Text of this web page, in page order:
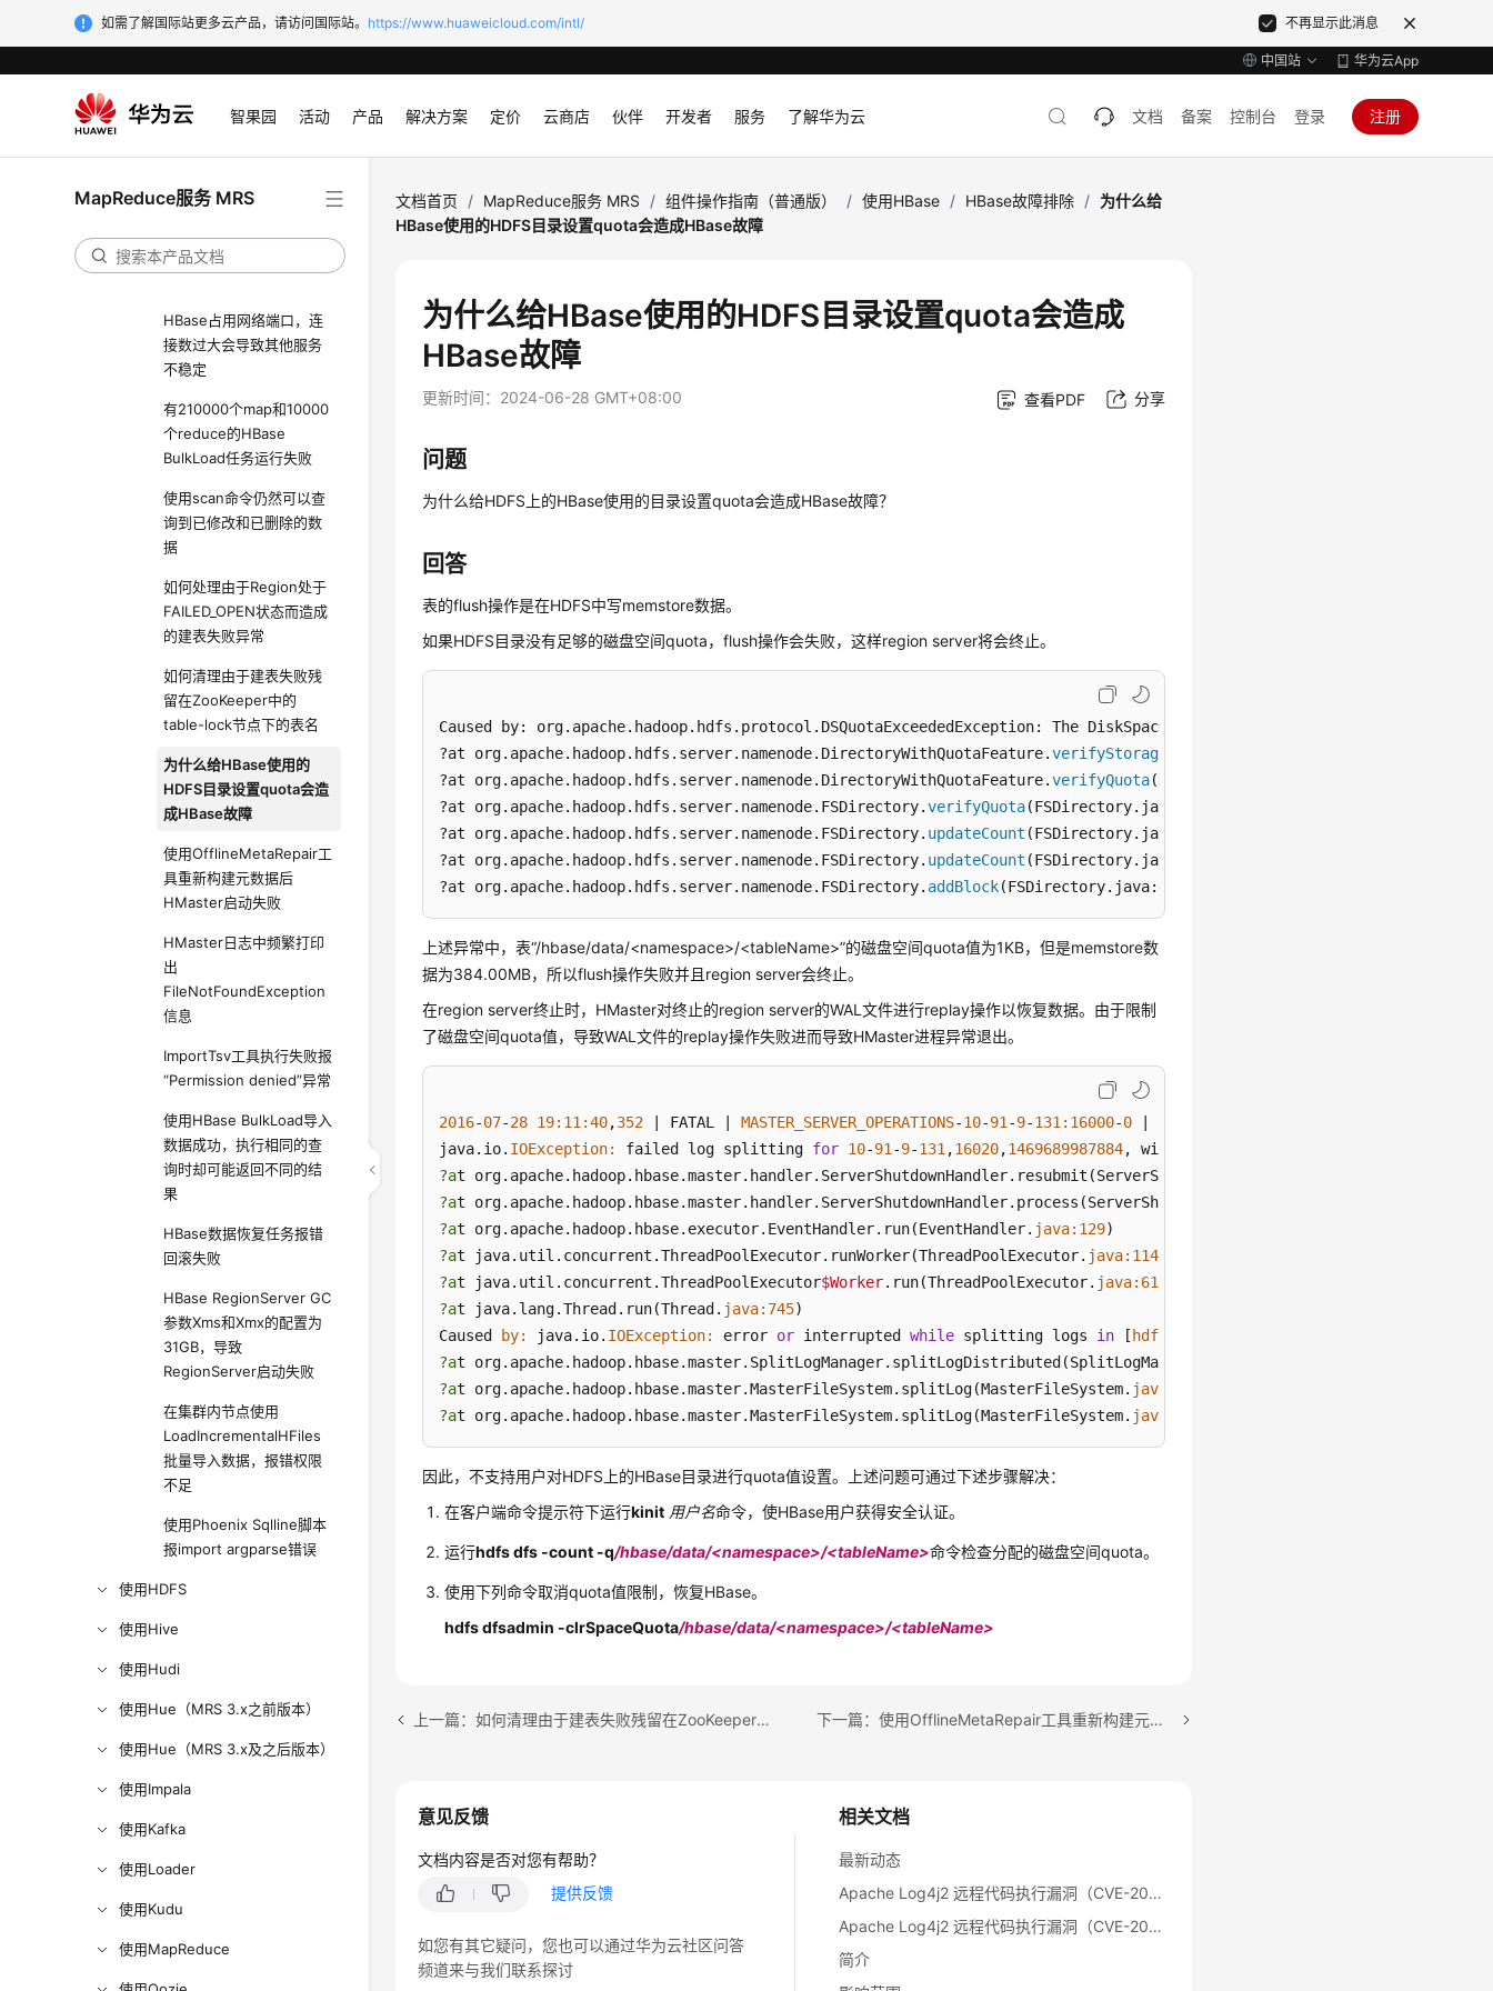
如需了解国际站更多云产品，请访问国际站。 https://www.huaweicloud.com/intl/ 不再显示此消息
中国站 华为云App
智果园 活动 产品 解决方案 定价 云商店 伙伴 开发者 服务 了解华为云 文档 备案 控制台 登录 注册
MapReduce服务 MRS
HBase运维管理
HBase故障排除
时，长时间无法连接成功
名做删除创建操作时出现
HBase占用网络端口，连
接数过大会导致其他服务
不稳定
有210000个map和10000
个reduce的HBase
BulkLoad任务运行失败
使用scan命令仍然可以查
询到已修改和已删除的数
据
如何处理由于Region处于
FAILED_OPEN状态而造成
的建表失败异常
如何清理由于建表失败残
留在ZooKeeper中的
table-lock节点下的表名
为什么给HBase使用的
HDFS目录设置quota会造
成HBase故障
使用OfflineMetaRepair工
具重新构建元数据后
HMaster启动失败
HMaster日志中频繁打印
出
FileNotFoundException
信息
ImportTsv工具执行失败报
“Permission denied”异常
使用HBase BulkLoad导入
数据成功，执行相同的查
询时却可能返回不同的结
果
HBase数据恢复任务报错
回滚失败
HBase RegionServer GC
参数Xms和Xmx的配置为
31GB，导致
RegionServer启动失败
在集群内节点使用
LoadIncrementalHFiles
批量导入数据，报错权限
不足
使用Phoenix Sqlline脚本
报import argparse错误
使用HDFS
使用Hive
使用Hudi
使用Hue（MRS 3.x之前版本）
使用Hue（MRS 3.x及之后版本）
使用Impala
使用Kafka
使用Loader
使用Kudu
使用MapReduce
文档首页 / MapReduce服务 MRS / 组件操作指南（普通版） / 使用HBase / HBase故障排除 / 为什么给
HBase使用的HDFS目录设置quota会造成HBase故障
为什么给HBase使用的HDFS目录设置quota会造成
HBase故障
更新时间： 2024-06-28 GMT+08:00 查看PDF 分享
问题
为什么给HDFS上的HBase使用的目录设置quota会造成HBase故障？
回答
表的flush操作是在HDFS中写memstore数据。
如果HDFS目录没有足够的磁盘空间quota，flush操作会失败，这样region server将会终止。
Caused by: org.apache.hadoop.hdfs.protocol.DSQuotaExceededException: The DiskSpace quota of /hbase/data/<namespace>/
?at org.apache.hadoop.hdfs.server.namenode.DirectoryWithQuotaFeature.verifyStoragespaceQuota
?at org.apache.hadoop.hdfs.server.namenode.DirectoryWithQuotaFeature.verifyQuota(DirectoryWithQuotaFeature.java:
?at org.apache.hadoop.hdfs.server.namenode.FSDirectory.verifyQuota(FSDirectory.java:
?at org.apache.hadoop.hdfs.server.namenode.FSDirectory. updateCount (FSDirectory.java:
?at org.apache.hadoop.hdfs.server.namenode.FSDirectory. updateCount (FSDirectory.java:
?at org.apache.hadoop.hdfs.server.namenode.FSDirectory. addBlock(FSDirectory.java:495
上述异常中，表“/hbase/data/<namespace>/<tableName>”的磁盘空间quota值为1KB，但是memstore数
据为384.00MB，所以flush操作失败并且region server会终止。
在region server终止时，HMaster对终止的region server的WAL文件进行replay操作以恢复数据。由于限制
了磁盘空间quota值，导致WAL文件的replay操作失败进而导致HMaster进程异常退出。
2016-07-28 19: 11 :40,352 FATAL | MASTER_SERVER_OPERATIONS-10-91 -9-131 : 16000-0
java.io. IOException: failed log splitting for 10-91 -9-131 ,16020,1469689987884, will
?at org.apache.hadoop.hbase.master.handler.ServerShutdownHandler.resubmit(ServerShutdownHandler.
?at org.apache.hadoop.hbase.master.handler.ServerShutdownHandler.process(ServerShutdownHandler.
?at org.apache.hadoop.hbase.executor.EventHandler.run(EventHandler. java: 129
?at java.util.concurrent.ThreadPoolExecutor.runWorker(ThreadPoolExecutor. java: 1142
?at java.util.concurrent.ThreadPoolExecutor$Worker.run(ThreadPoolExecutor. java: 617
?at java.lang.Thread.run(Thread. java: 745)
Caused
by: java.io. IOException: error or interrupted while splitting logs in [ hdfs:
?at org.apache.hadoop.hbase.master.SplitLogManager.splitLogDistributed(SplitLogManager.
?at org.apache.hadoop.hbase.master.MasterFileSystem.splitLog(MasterFileSystem. java:
?at org.apache.hadoop.hbase.master.MasterFileSystem.splitLog(MasterFileSystem. java:
因此，不支持用户对HDFS上的HBase目录进行quota值设置。上述问题可通过下述步骤解决：
在客户端命令提示符下运行kinit 用户名命令，使HBase用户获得安全认证。
运行hdfs dfs -count -q/hbase/data/<namespace>/<tableName>命令检查分配的磁盘空间quota。
使用下列命令取消quota值限制，恢复HBase。
hdfs dfsadmin -clrSpaceQuota/hbase/data/<namespace>/<tableName>
上一篇：如何清理由于建表失败残留在ZooKeeper中的table-lock节点下的表名 下一篇：使用OfflineMetaRepair工具重新构建元数据后HMaster启动失败
相关文档
最新动态
Apache Log4j2 远程代码执行漏洞（CVE-2021-44228）公告
Apache Log4j2 远程代码执行漏洞（CVE-2021-44228）修复指导
简介
意见反馈
文档内容是否对您有帮助？
提供反馈
如您有其它疑问，您也可以通过华为云社区问答
频道来与我们联系探讨